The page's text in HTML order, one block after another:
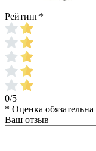
Рейтинг*
0/5
* Оценка обязательна
Ваш отзыв